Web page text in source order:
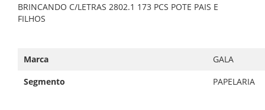
BRINCANDO C/LETRAS 2802.1 173 PCS POTE PAIS E
FILHOS
Marca
GALA
Segmento
PAPELARIA